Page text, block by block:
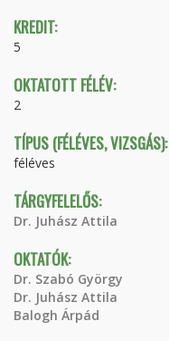
KREDIT:
5
OKTATOTT FÉLÉV:
2
TÍPUS (FÉLÉVES, VIZSGÁS):
féléves
TÁRGYFELELŐS:
Dr. Juhász Attila
OKTATÓK:
Dr. Szabó György
Dr. Juhász Attila
Balogh Árpád